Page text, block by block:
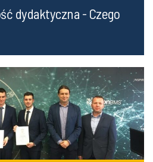
dydaktyczna - Czego